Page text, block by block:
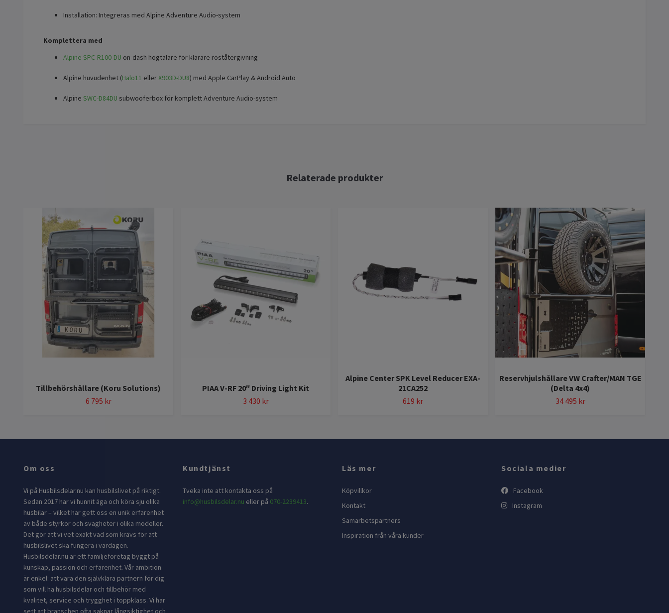
Installation: Integreras med Alpine Adventure Audio-system
Komplettera med
Alpine SPC-R100-DU on-dash högtalare för klarare röståtergivning
Alpine huvudenhet (Halo11 ellerX903D-DU8) med Apple CarPlay & Android Auto
Alpine SWC-D84DU subwooferbox för komplett Adventure Audio-system
Tillbehörshållare (Koru Solutions)
6 795 kr
PIAA V-RF 20″ Driving Light Kit
3 430 kr
Alpine Center SPK Level Reducer EXA-
21CA252
619 kr
Reservhjulshållare VW Crafter/MAN TGE
(Delta 4x4)
34 495 kr
Om oss
Vi på Husbilsdelar.nu kan husbilslivet på riktigt.
Sedan 2017 har vi hunnit äga och köra sju olika
husbilar – vilket har gett oss en unik erfarenhet
av både styrkor och svagheter i olika modeller.
Det gör att vi vet exakt vad som krävs för att
husbilslivet ska fungera i vardagen.
Husbilsdelar.nu är ett familjeföretag byggt på
kunskap, passion och erfarenhet. Vår ambition
är enkel: att vara den självklara partnern för dig
som vill ha husbilsdelar och tillbehör med
kvalitet, service och trygghet i toppklass. Vi har
sett att branschen ofta saknar långsiktighet och
Kundtjänst
Tveka inte att kontakta oss på
info@husbilsdelar.nu eller på 070-2239413.
Läs mer
Köpvillkor
Kontakt
Samarbetspartners
Inspiration från våra kunder
Sociala medier
Facebook
Instagram